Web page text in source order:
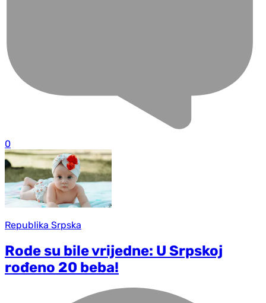
0
Republika Srpska
Rode su bile vrijedne: U Srpskoj
rođeno 20 beba!